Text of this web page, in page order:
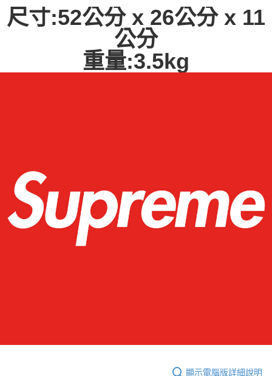
每筆NT$60，滿NT$399(含以上)免運費
付款後全家取貨
每筆NT$60，滿NT$399(含以上)免運費
付款後門市自取
免運費
尺寸:52公分 x 26公分 x 11
公分
重量:3.5kg
顯示電腦版詳細說明